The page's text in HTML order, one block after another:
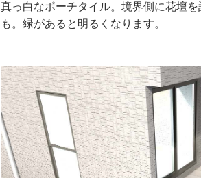
真っ白なポーチタイル。境界側に花壇
も。緑があると明るくなります。